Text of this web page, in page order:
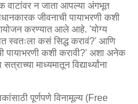
वाटांवर न जाता आपल्या अंगभूत
जीवनाची पायाभरणी कशी
करण्यात आले आहे. 'योग्य
स्वतःला कसं सिद्ध करावं?' आणि
पायाभरणी कशी करावी?' अशा अनेक
माध्यमातून विद्यार्थ्यांना
पूर्णपणे विनामूल्य (Free